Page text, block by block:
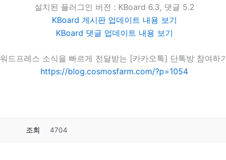
설치된 플러그인 버전 : KBoard 6.3, 댓글 5.2
KBoard 게시판 업데이트 내용 보기
KBoard 댓글 업데이트 내용 보기
워드프레스 소식을 빠르게 전달받는 [카카오톡] 단톡방 참여하
https://blog.cosmosfarm.com/?p=1054
조회 4704